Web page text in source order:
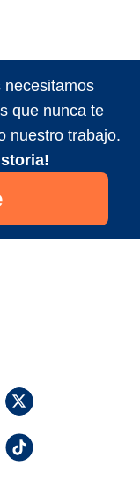
necesitamos
que nunca te
nuestro trabajo.